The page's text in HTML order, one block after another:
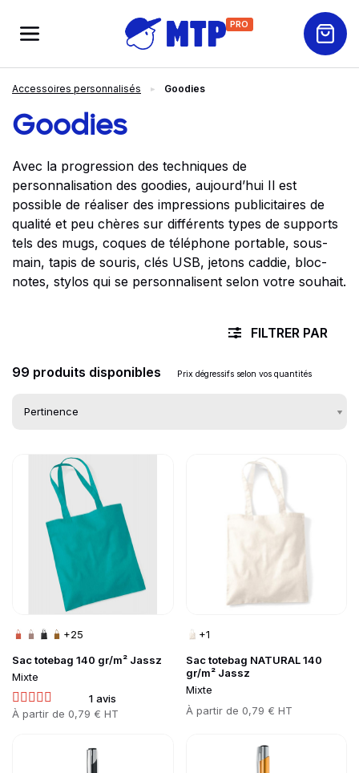
PRO
Accessoires personnalisés Goodies
Goodies
Avec la progression des techniques de
personnalisation des goodies, aujourd’hui Il est
possible de réaliser des impressions publicitaires de
qualité et peu chères sur différents types de supports
tels des mugs, coques de téléphone portable, sous-
main, tapis de souris, clés USB, jetons caddie, bloc-
notes, stylos qui se personnalisent selon votre souhait.
99 produits disponibles Prix dégressifs selon vos quantités
Liste des produits
Sac totebag 140 gr/m² Jassz
Mixte
1 avis
Prix
À partir de 0,79 € HT
+25
Go to product page
Sac totebag NATURAL 140
gr/m² Jassz
Mixte
Prix
À partir de 0,79 € HT
+1
Go to product page
Go to product page Go to product page
FILTRER PAR